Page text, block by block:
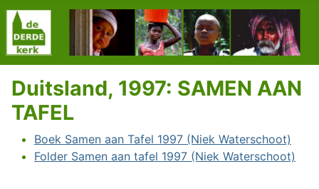
Duitsland, 1997: SAMEN AAN
TAFEL
Boek Samen aan Tafel 1997 (Niek Waterschoot)
Folder Samen aan tafel 1997 (Niek Waterschoot)